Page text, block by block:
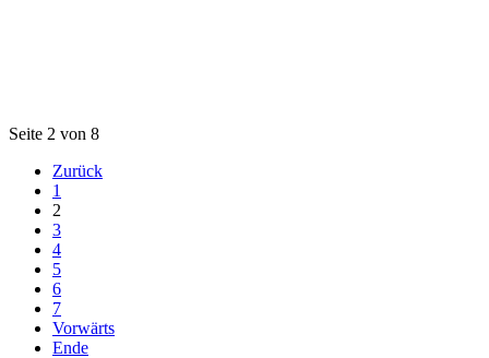
Seite 2 von 8
Zurück
1
2
3
4
5
6
7
Vorwärts
Ende